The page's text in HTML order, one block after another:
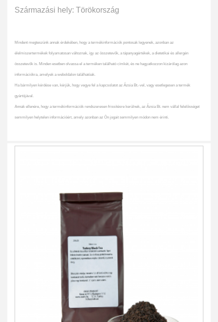
Származási hely: Törökország
Mindent megteszünk annak érdekében, hogy a termékinformációk pontosak legyenek, azonban az
élelmiszertermékek folyamatosan változnak, így az összetevők, a tápanyagértékek, a dietetikai és allergén
összetevők is. Minden esetben olvassa el a terméken található címkét, és ne hagyatkozzon kizárólag azon
információkra, amelyek a weboldalon találhatóak.
Ha bármilyen kérdése van, kérjük, hogy vegye fel a kapcsolatot az Ázsia Bt.-vel, vagy esetlegesen a termék
gyártójával.
Annak ellenére, hogy a termékinformációk rendszeresen frissítésre kerülnek, az Ázsia Bt. nem vállal felelősséget
semmilyen helytelen információért, amely azonban az Ön jogait semmilyen módon nem érinti.